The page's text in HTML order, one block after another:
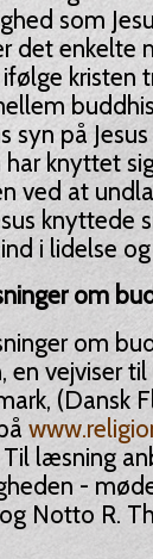
som
det
kristen
syn på
knyttet
ved at
knyttede
i lidelse
om
om
en vejviser
(Dansk
læsning
-
Notto R.